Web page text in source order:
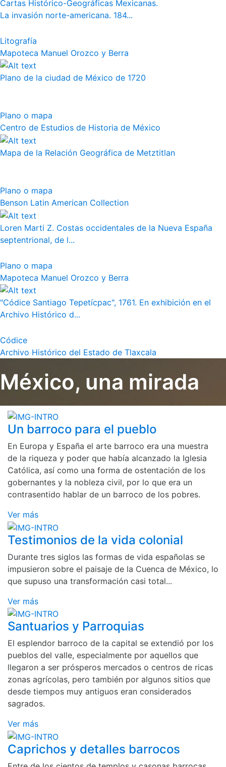
Cartas Histórico-Geográficas Mexicanas.
La invasión norte-americana. 184...
Litografía
Mapoteca Manuel Orozco y Berra
Plano de la ciudad de México de 1720
Plano o mapa
Centro de Estudios de Historia de México
Mapa de la Relación Geográfica de Metztitlan
Plano o mapa
Benson Latin American Collection
Loren Marti Z. Costas occidentales de la Nueva España
septentrional, de l...
Plano o mapa
Mapoteca Manuel Orozco y Berra
"Códice Santiago Tepetícpac", 1761. En exhibición en el
Archivo Histórico d...
Códice
Archivo Histórico del Estado de Tlaxcala
México, una mirada
Un barroco para el pueblo
En Europa y España el arte barroco era una muestra
de la riqueza y poder que había alcanzado la Iglesia
Católica, así como una forma de ostentación de los
gobernantes y la nobleza civil, por lo que era un
contrasentido hablar de un barroco de los pobres.
Ver más
Testimonios de la vida colonial
Durante tres siglos las formas de vida españolas se
impusieron sobre el paisaje de la Cuenca de México, lo
que supuso una transformación casi total...
Ver más
Santuarios y Parroquias
El esplendor barroco de la capital se extendió por los
pueblos del valle, especialmente por aquellos que
llegaron a ser prósperos mercados o centros de ricas
zonas agrícolas, pero también por algunos sitios que
desde tiempos muy antiguos eran considerados
sagrados.
Ver más
Caprichos y detalles barrocos